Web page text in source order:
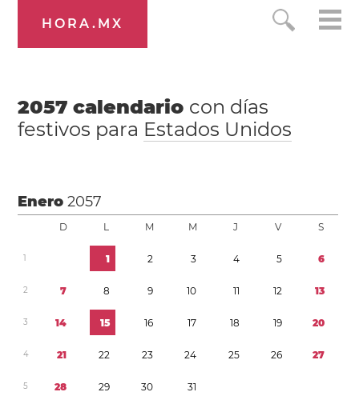
HORA.MX
2057 calendario con días
festivos para Estados Unidos
Enero2057
D L M M J V S
1 1 2 3 4 5 6
2 7 8 9 10 11 12 13
3 14 15 16 17 18 19 20
4 21 22 23 24 25 26 27
5 28 29 30 31